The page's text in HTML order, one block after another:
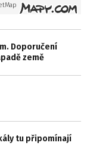
Doporučení
země
tu připomínají